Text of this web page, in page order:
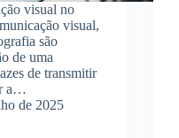
visual no
visual,
são
de uma
de transmitir
a…
de 2025